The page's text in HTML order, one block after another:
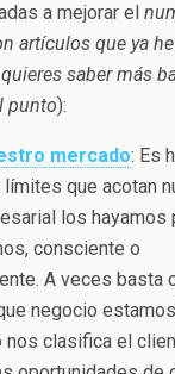
a mejorar el
artículos que ya
saber más
punto):
mercado: Es
que acotan
los hayamos
consciente o
A veces basta
negocio
nos clasifica el